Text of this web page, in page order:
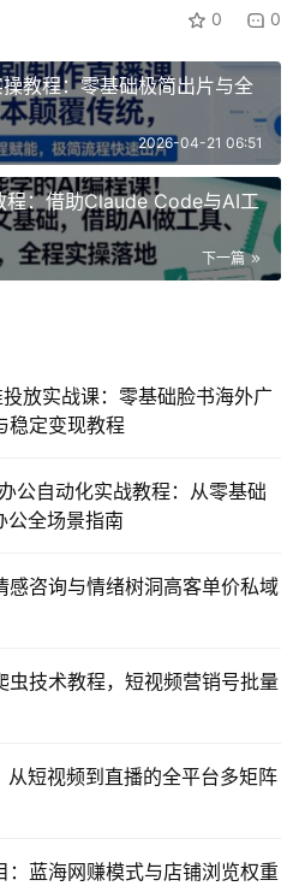
0 0
教程：零基础极简出片与全
2026-04-21 06:51
程：借助Claude Code与AI工
下一篇
放实战课：零基础脸书海外广
稳定变现教程
公自动化实战教程：从零基础
公全场景指南
感咨询与情绪树洞高客单价私域
虫技术教程，短视频营销号批量
短视频到直播的全平台多矩阵
：蓝海网赚模式与店铺浏览权重